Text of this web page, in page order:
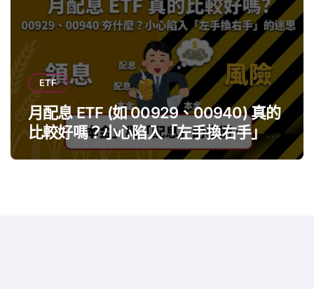
ETF
月配息 ETF (如 00929、00940) 真的
比較好嗎？小心陷入「左手換右手」迷